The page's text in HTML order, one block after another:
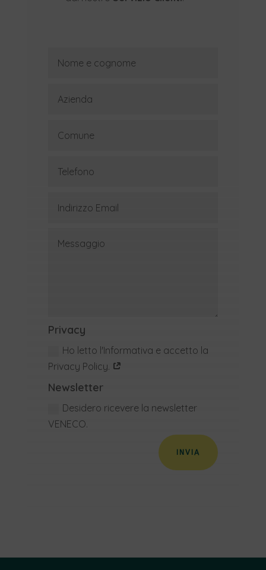
Privacy
Ho letto l'Informativa e accetto la
Privacy Policy.
Newsletter
Desidero ricevere la newsletter
VENECO.
INVIA